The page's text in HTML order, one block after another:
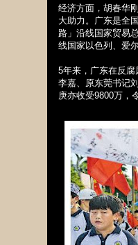
经济方面，胡春华
大助力。广东是全
路」沿线国家贸易
线国家以色列、爱
5年来，广东在反
李嘉、原东莞书记
庚亦收受9800万，